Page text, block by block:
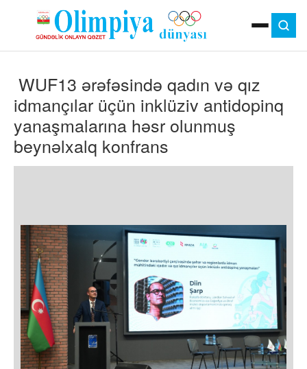
MOK
OLIMPIYA OYUNLARI
ÇAP VERSIYASI
TV
GÜNDƏM
İDMAN
OLIMPIYA HƏRƏKATI
VIDEO
DIGƏR
WUF13 ərəfəsində qadın və qız
idmançılar üçün inklüziv antidopinq
yanaşmalarına həsr olunmuş
beynəlxalq konfrans